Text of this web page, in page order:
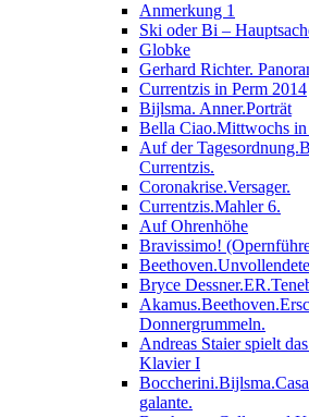
Anmerkung 1
Ski oder Bi –
Globke
Gerhard Richter.
Currentzis in Perm 2014
Bijlsma. Anner.Porträt
Bella Ciao.Mittwochs in
Auf der
Currentzis.
Coronakrise.Versager.
Currentzis.Mahler 6.
Auf Ohrenhöhe
Bravissimo!
Beethoven.Unvollendete
Bryce
Donnergrummeln.
Andreas Staier spielt
Klavier I
galante.